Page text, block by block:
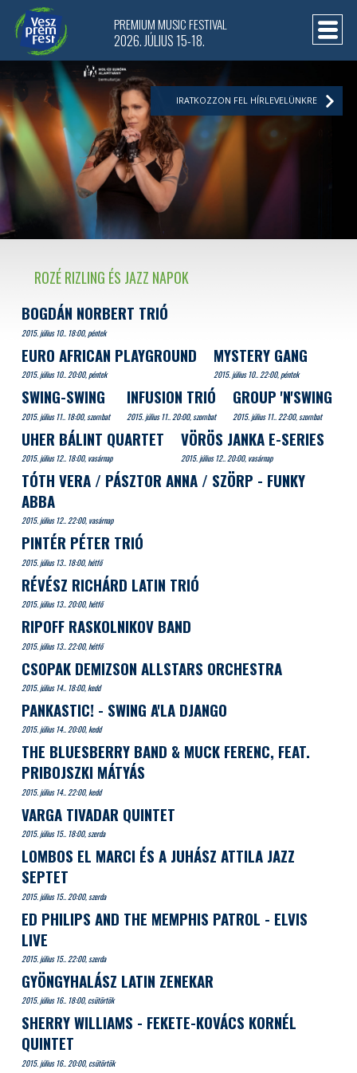
ROZÉ RIZLING ÉS JAZZ NAPOK
BOGDÁN NORBERT TRIÓ
2015. július 10.. 18:00, péntek
EURO AFRICAN PLAYGROUND
2015. július 10.. 20:00, péntek
MYSTERY GANG
2015. július 10.. 22:00, péntek
SWING-SWING
2015. július 11.. 18:00, szombat
INFUSION TRIÓ
2015. július 11.. 20:00, szombat
GROUP 'N'SWING
2015. július 11.. 22:00, szombat
UHER BÁLINT QUARTET
2015. július 12.. 18:00, vasárnap
VÖRÖS JANKA E-SERIES
2015. július 12.. 20:00, vasárnap
TÓTH VERA / PÁSZTOR ANNA / SZÖRP - FUNKY
ABBA
2015. július 12.. 22:00, vasárnap
PINTÉR PÉTER TRIÓ
2015. július 13.. 18:00, hétfő
RÉVÉSZ RICHÁRD LATIN TRIÓ
2015. július 13.. 20:00, hétfő
RIPOFF RASKOLNIKOV BAND
2015. július 13.. 22:00, hétfő
CSOPAK DEMIZSON ALLSTARS ORCHESTRA
2015. július 14.. 18:00, kedd
PANKASTIC! - SWING A'LA DJANGO
2015. július 14.. 20:00, kedd
THE BLUESBERRY BAND & MUCK FERENC, FEAT.
PRIBOJSZKI MÁTYÁS
2015. július 14.. 22:00, kedd
VARGA TIVADAR QUINTET
2015. július 15.. 18:00, szerda
LOMBOS EL MARCI ÉS A JUHÁSZ ATTILA JAZZ
SEPTET
2015. július 15.. 20:00, szerda
ED PHILIPS AND THE MEMPHIS PATROL - ELVIS
LIVE
2015. július 15.. 22:00, szerda
GYÖNGYHALÁSZ LATIN ZENEKAR
2015. július 16.. 18:00, csütörtök
SHERRY WILLIAMS - FEKETE-KOVÁCS KORNÉL
QUINTET
2015. július 16.. 20:00, csütörtök
PREMIUM MUSIC FESTIVAL
2026. JÚLIUS 15-18.
IRATKOZZON FEL HÍRLEVELÜNKRE